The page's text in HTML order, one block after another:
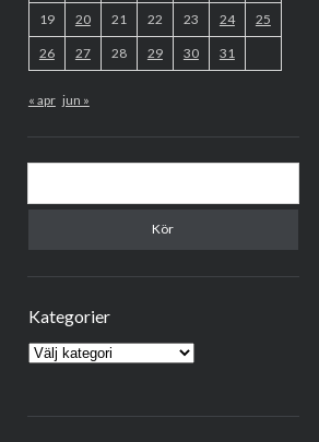
19 20 21 22 23 24 25
26 27 28 29 30 31
« apr jun »
Kategorier
Kategorier